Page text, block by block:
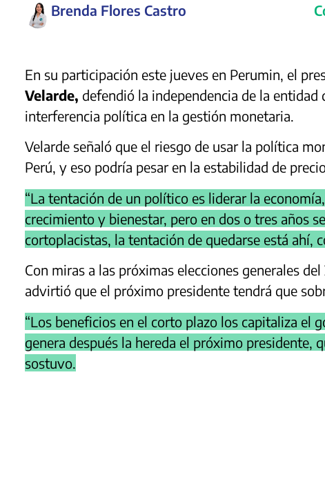
Brenda Flores Castro
En su participación este jueves en Perumin, el
Velarde, defendió la independencia de la
interferencia política en la gestión monetaria.
Velarde señaló que el riesgo de usar la política
Perú, y eso podría pesar en la estabilidad de
“La tentación de un político es liderar la
crecimiento y bienestar, pero en dos o tres años
cortoplacistas, la tentación de quedarse está ahí,
Con miras a las próximas elecciones generales
advirtió que el próximo presidente tendrá que
“Los beneficios en el corto plazo los capitaliza el
genera después la hereda el próximo presidente,
sostuvo.